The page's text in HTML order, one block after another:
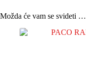
Možda će vam se svideti …